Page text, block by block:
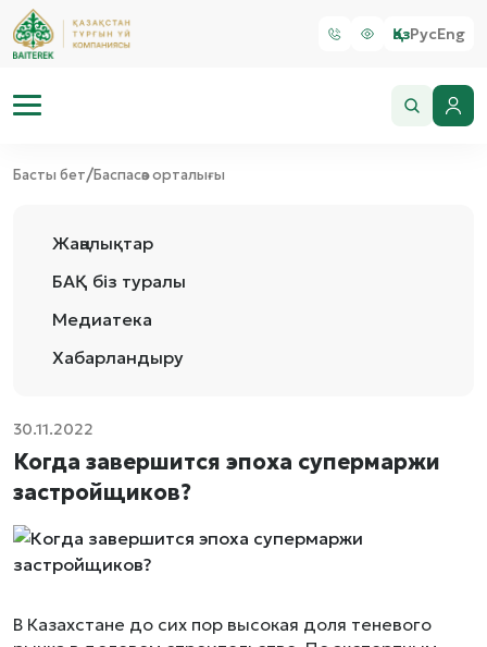
ҚазРусEng
Басты бет/Баспасөз орталығы
Жаңалықтар
БАҚ біз туралы
Медиатека
Хабарландыру
30.11.2022
Когда завершится эпоха супермаржи
застройщиков?
В Казахстане до сих пор высокая доля теневого